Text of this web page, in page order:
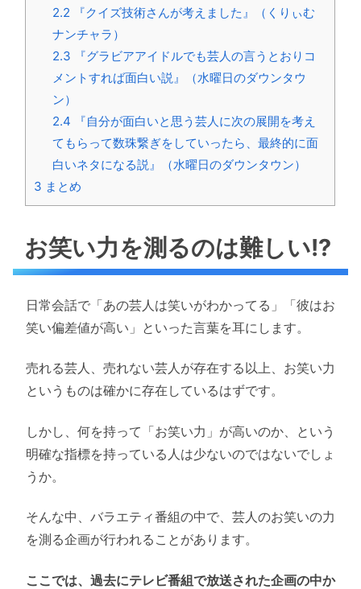
2.2 『クイズ技術さんが考えました』（くりぃむ
ナンチャラ）
2.3 『グラビアアイドルでも芸人の言うとおりコ
メントすれば面白い説』（水曜日のダウンタウ
ン）
2.4 『自分が面白いと思う芸人に次の展開を考え
てもらって数珠繋ぎをしていったら、最終的に面
白いネタになる説』（水曜日のダウンタウン）
3 まとめ
お笑い力を測るのは難しい!?
日常会話で「あの芸人は笑いがわかってる」「彼はお
笑い偏差値が高い」といった言葉を耳にします。
売れる芸人、売れない芸人が存在する以上、お笑い力
というものは確かに存在しているはずです。
しかし、何を持って「お笑い力」が高いのか、という
明確な指標を持っている人は少ないのではないでしょ
うか。
そんな中、バラエティ番組の中で、芸人のお笑いの力
を測る企画が行われることがあります。
ここでは、過去にテレビ番組で放送された企画の中か